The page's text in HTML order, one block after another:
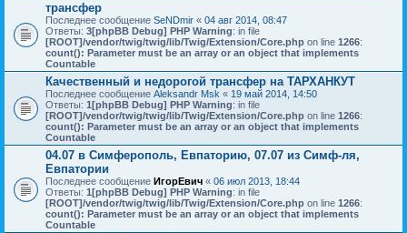
трансфер
Последнее сообщение SeNDmir « 04 авг 2014, 08:47
Ответы: 3[phpBB Debug] PHP Warning: in file
[ROOT]/vendor/twig/twig/lib/Twig/Extension/Core.php on line 1266:
count(): Parameter must be an array or an object that implements
Countable
Качественный и недорогой трансфер на ТАРХАНКУТ
Последнее сообщение Aleksandr Msk « 19 май 2014, 14:50
Ответы: 1[phpBB Debug] PHP Warning: in file
[ROOT]/vendor/twig/twig/lib/Twig/Extension/Core.php on line 1266:
count(): Parameter must be an array or an object that implements
Countable
04.07 в Симферополь, Евпаторию, 07.07 из Симф-ля,
Евпатории
Последнее сообщение ИгорЕвич « 06 июл 2013, 18:44
Ответы: 1[phpBB Debug] PHP Warning: in file
[ROOT]/vendor/twig/twig/lib/Twig/Extension/Core.php on line 1266:
count(): Parameter must be an array or an object that implements
Countable